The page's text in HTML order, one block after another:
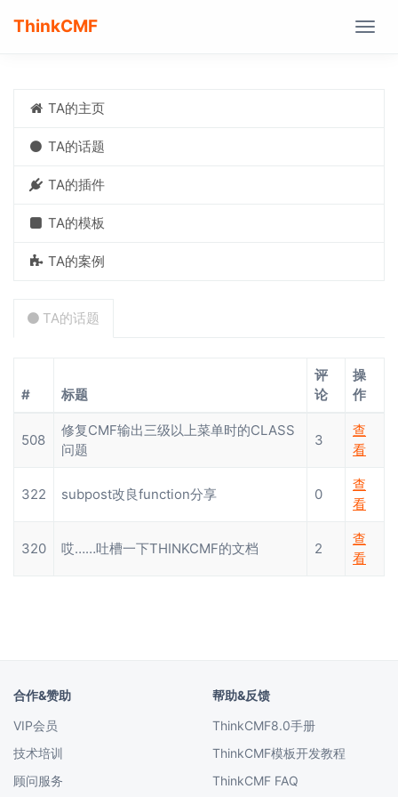
ThinkCMF
TA的主页
TA的话题
TA的插件
TA的模板
TA的案例
TA的话题
# 标题
评
论
操
作
508
修复CMF输出三级以上菜单时的CLASS
问题
3
查
看
322 subpost改良function分享 0
查
看
320 哎……吐槽一下THINKCMF的文档 2
查
看
合作&赞助
VIP会员
技术培训
顾问服务
帮助&反馈
ThinkCMF8.0手册
ThinkCMF模板开发教程
ThinkCMF FAQ